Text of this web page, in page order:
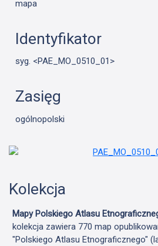
mapa
Identyfikator
syg. <PAE_MO_0510_01>
Zasięg
ogólnopolski
Kolekcja
Mapy Polskiego Atlasu
kolekcja zawiera 770 map
"Polskiego Atlasu Etnograficznego"